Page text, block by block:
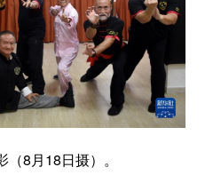
图片 政务
金融 汽车
信息化 数字经济
银龄 溯源中国
能源
8月18日摄）。